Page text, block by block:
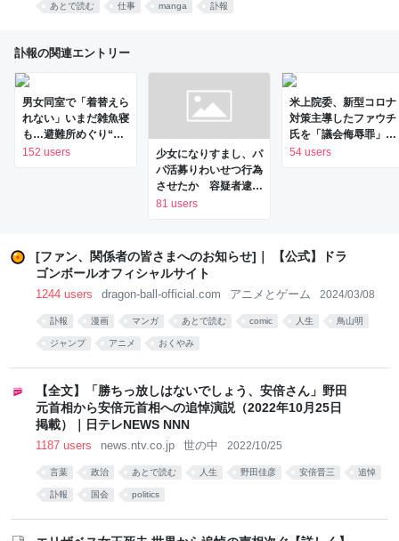
あとで読む 仕事 manga 訃報
訃報の関連エントリー
男女同室で「着替えら
れない」いまだ雑魚寝
も…避難所めぐり“格
差” 専門家「標準化
152 users
少女になりすまし、パ
パ活募りわいせつ行為
させたか 容疑者逮捕
| 毎日新聞
81 users
米上院委、新型コロナ
対策主導したファウチ
氏を「議会侮辱罪」に
問う決議案可決
54 users
[ファン、関係者の皆さまへのお知らせ]｜ 【公式】ドラ
ゴンボールオフィシャルサイト
1244 users dragon-ball-official.com アニメとゲーム 2024/03/08
訃報 漫画 マンガ あとで読む comic 人生 鳥山明
ジャンプ アニメ おくやみ
【全文】「勝ちっ放しはないでしょう、安倍さん」野田
元首相から安倍元首相への追悼演説（2022年10月25日
掲載）｜日テレNEWS NNN
1187 users news.ntv.co.jp 世の中 2022/10/25
言葉 政治 あとで読む 人生 野田佳彦 安倍晋三 追悼
訃報 国会 politics